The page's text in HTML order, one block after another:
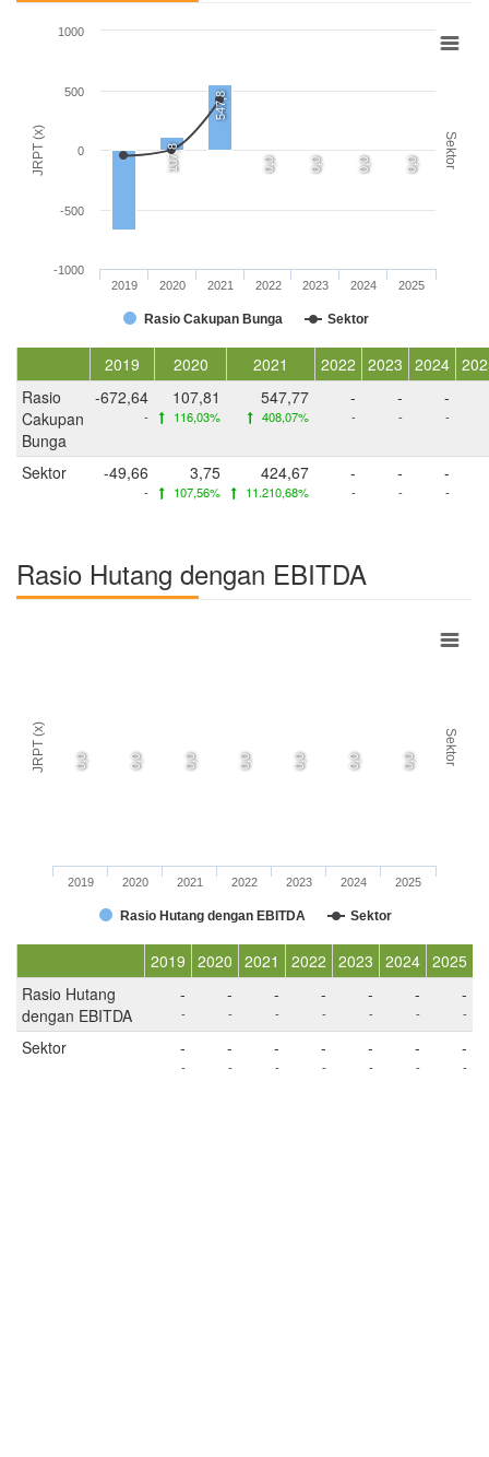
JRPT (x) Sektor
107,8
547,8
0,0 0,0 0,0 0,0
Rasio Cakupan Bunga Sektor
2019 2020 2021 2022 2023 2024 2025
-1000
-500
0
500
1000
2019 2020 2021 2022 2023 2024
Rasio
Cakupan
Bunga
-672,64
-
107,81
116,03%
547,77
408,07%
-
-
-
-
-
-
Sektor -49,66
-
3,75
107,56%
424,67
11.210,68%
-
-
-
-
-
-
Rasio Hutang dengan EBITDA
JRPT (x) Sektor
0,0 0,0 0,0 0,0 0,0 0,0 0,0
Rasio Hutang dengan EBITDA Sektor
2019 2020 2021 2022 2023 2024 2025
2019 2020 2021 2022 2023 2024 2025
Rasio Hutang
dengan EBITDA
-
-
-
-
-
-
-
-
-
-
-
-
-
-
Sektor -
-
-
-
-
-
-
-
-
-
-
-
-
-